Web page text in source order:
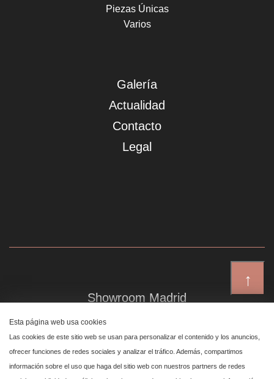
↑
Piezas Únicas
Varios
Galería
Actualidad
Contacto
Legal
Showroom Madrid
Plaza de Canalejas 6, 4 izq
Centro, 28014 Madrid
Esta página web usa cookies
Las cookies de este sitio web se usan para personalizar el contenido y los anuncios,
ofrecer funciones de redes sociales y analizar el tráfico. Además, compartimos
información sobre el uso que haga del sitio web con nuestros partners de redes